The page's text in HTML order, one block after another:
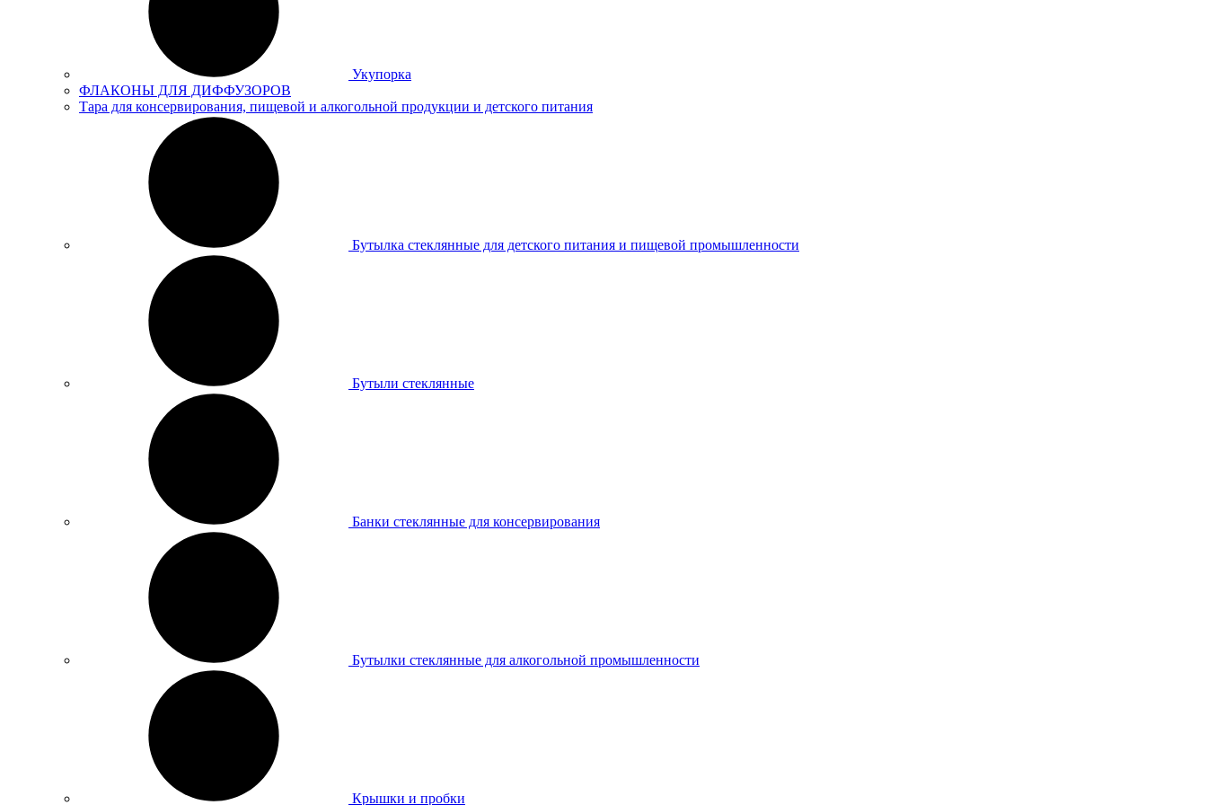
Укупорка
ФЛАКОНЫ ДЛЯ ДИФФУЗОРОВ
Тара для консервирования, пищевой и алкогольной продукции и детского питания
Бутылка стеклянные для детского питания и пищевой промышленности
Бутыли стеклянные
Банки стеклянные для консервирования
Бутылки стеклянные для алкогольной промышленности
Крышки и пробки